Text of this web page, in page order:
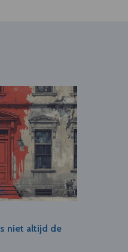
niet altijd de